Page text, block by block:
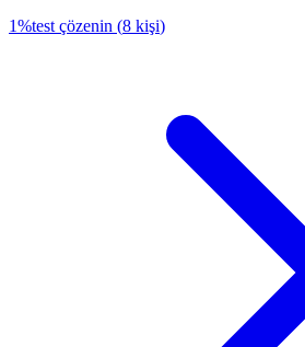
1%test çözenin (8 kişi)